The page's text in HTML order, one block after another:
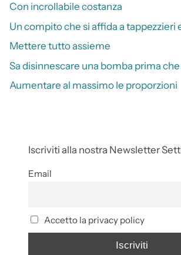
Con incrollabile costanza
Un compito che si affida a tappezzieri
Mettere tutto assieme
Sa disinnescare una bomba prima
Aumentare al massimo le proporzioni
Iscriviti alla nostra Newsletter
Email
Accetto la privacy policy